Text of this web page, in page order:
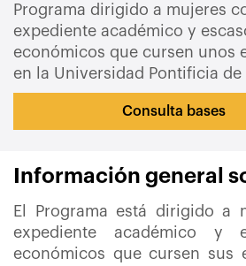
Programa dirigido a mujeres
expediente académico y
económicos que cursen unos
en la Universidad Pontificia de
Consulta bases
Información general
El Programa está dirigido a
expediente académico y
económicos que cursen sus